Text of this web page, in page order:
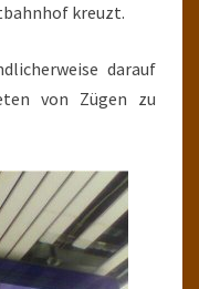
kreuzt.
darauf
von Zügen zu